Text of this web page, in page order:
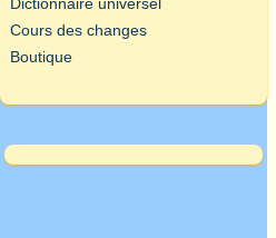
Cours des changes
Boutique